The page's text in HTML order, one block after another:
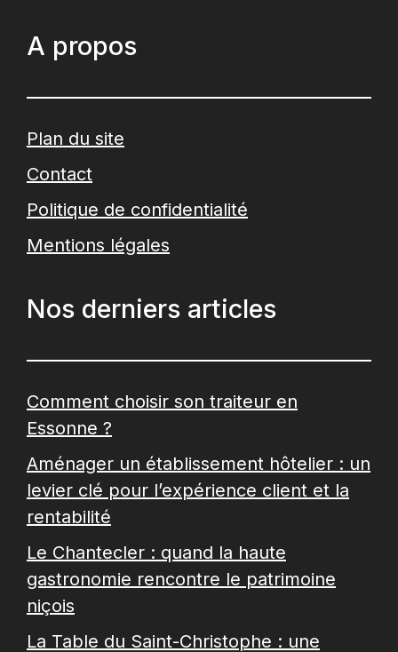
A propos
Plan du site
Contact
Politique de confidentialité
Mentions légales
Nos derniers articles
Comment choisir son traiteur en
Essonne ?
Aménager un établissement hôtelier : un
levier clé pour l’expérience client et la
rentabilité
Le Chantecler : quand la haute
gastronomie rencontre le patrimoine
niçois
La Table du Saint-Christophe : une